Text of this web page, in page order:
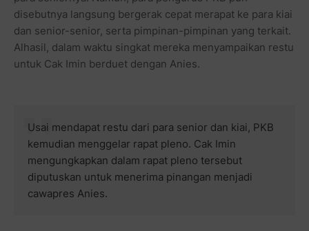
disebutnya langsung bergerak cepat merapat ke para kiai
dan senior-senior, serta pimpinan-pimpinan yang terkait.
Alhasil, dalam waktu singkat mereka menyampaikan restu
untuk Cak Imin berduet dengan Anies.
Usai mendapat restu dari para senior dan kiai, PKB
kemudian menggelar rapat pleno. Cak Imin
mengungkapkan dalam rapat pleno tersebut
diputuskan untuk menerima pinangan menjadi
cawapres Anies.